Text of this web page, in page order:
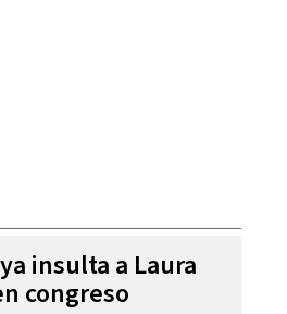
insulta a Laura
congreso